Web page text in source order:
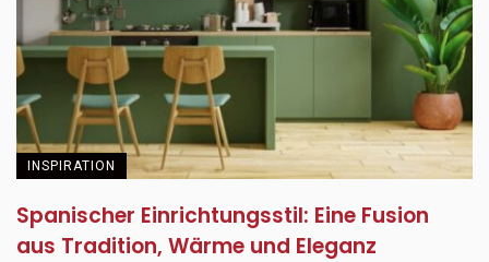
INSPIRATION
Spanischer Einrichtungsstil: Eine Fusion
aus Tradition, Wärme und Eleganz